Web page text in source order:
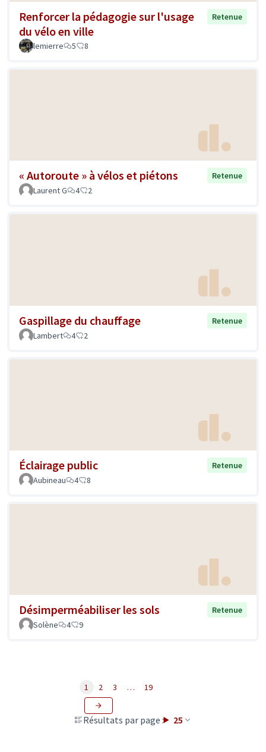
Renforcer la pédagogie sur l'usage
du vélo en ville
Retenue
lemierre 5 8
« Autoroute » à vélos et piétons
Retenue
Laurent G
4 2
Gaspillage du chauffage
Retenue
Lambert
4 2
Éclairage public
Retenue
Aubineau
4 8
Désimperméabiliser les sols
Retenue
Solène
4 9
Résultats par page : 25
1 2 3 … 19